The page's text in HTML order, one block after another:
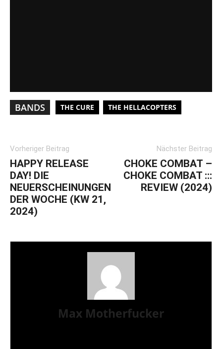
BANDS THE CURE THE HELLACOPTERS
Vorheriger Beitrag
HAPPY RELEASE
DAY! DIE
NEUERSCHEINUNGEN
DER WOCHE (KW 21,
2024)
Nächster Beitrag
CHOKE COMBAT –
CHOKE COMBAT :::
REVIEW (2024)
Max Motherfucker